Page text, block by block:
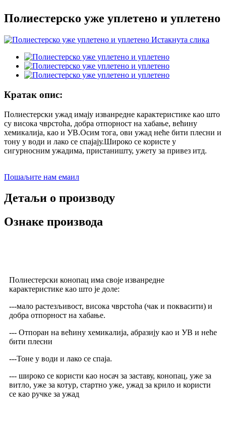
Полиестерско уже уплетено и уплетено
Кратак опис:
Полиестерски ужад имају изванредне карактеристике као што
су висока чврстоћа, добра отпорност на хабање, већину
хемикалија, као и УВ.Осим тога, ови ужад неће бити плесни и
тону у води и лако се спајају.Широко се користе у
сигурносним ужадима, пристаништу, ужету за привез итд.
Пошаљите нам емаил
Детаљи о производу
Ознаке производа
Полиестерски конопац има своје изванредне
карактеристике као што је доле:
---мало растезљивост, висока чврстоћа (чак и поквасити) и
добра отпорност на хабање.
--- Отпоран на већину хемикалија, абразију као и УВ и неће
бити плесни
---Тоне у води и лако се спаја.
--- широко се користи као носач за заставу, конопац, уже за
витло, уже за котур, стартно уже, ужад за крило и користи
се као ручке за ужад